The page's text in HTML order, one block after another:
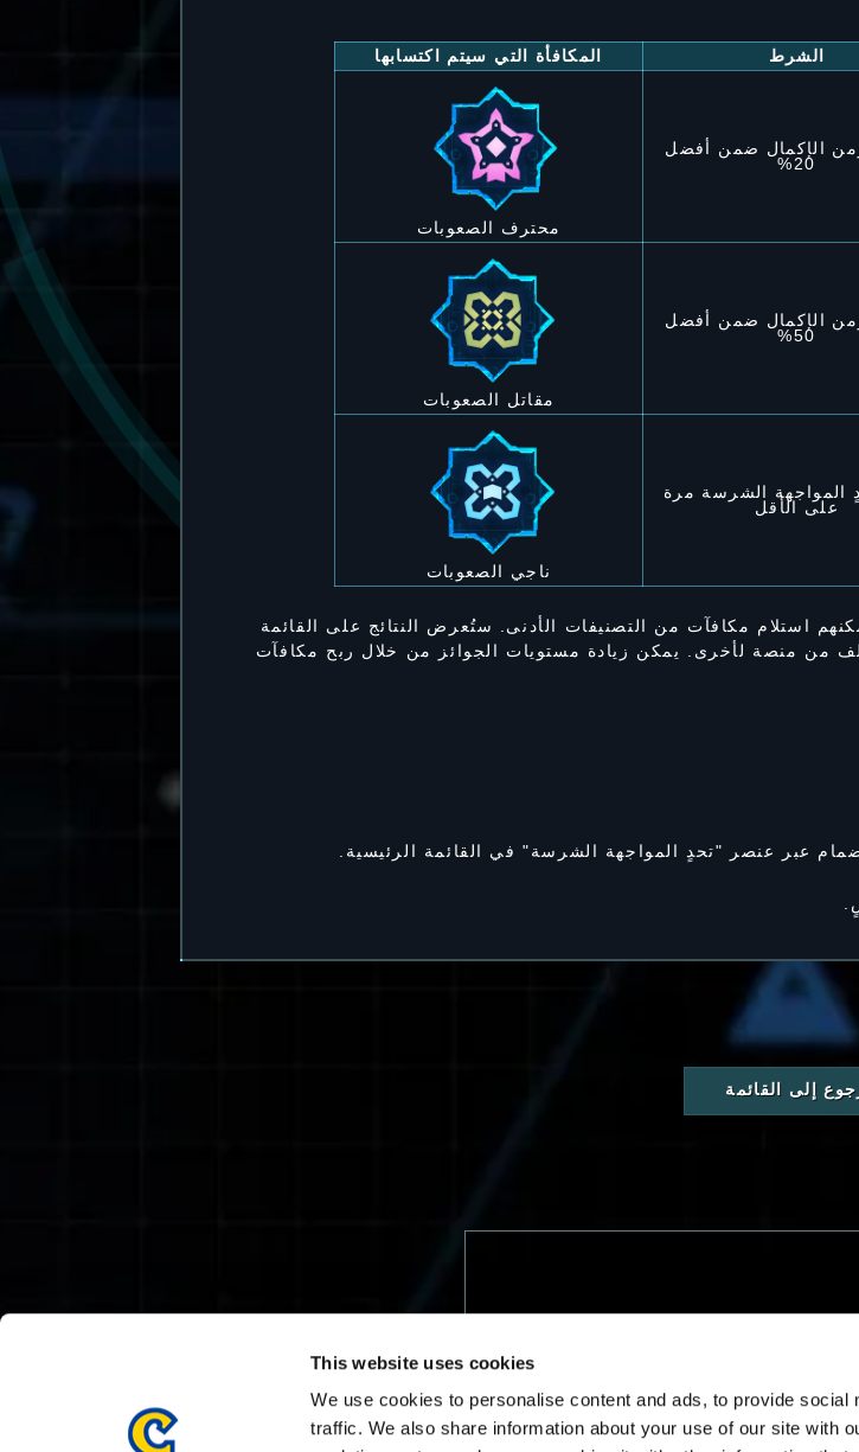
This website uses cookies
We use cookies to personalise content and ads, to provide social
traffic. We also share information about your use of our site with
الشرط المكافأة التي سيتم اكتسابها
الإكمال ضمن أفضل
20%
محترف الصعوبات
الإكمال ضمن أفضل
50%
مقاتل الصعوبات
المواجهة الشرسة مرة
على الأقل
ناجي الصعوبات
استلام مكافآت من التصنيفات الأدنى. ستُعرض النتائج على القائمة
من منصة لأخرى. يمكن زيادة مستويات الجوائز من خلال ربح مكافآت
عبر عنصر "تحدٍ المواجهة الشرسة" في القائمة الرئيسية.
إلى القائمة